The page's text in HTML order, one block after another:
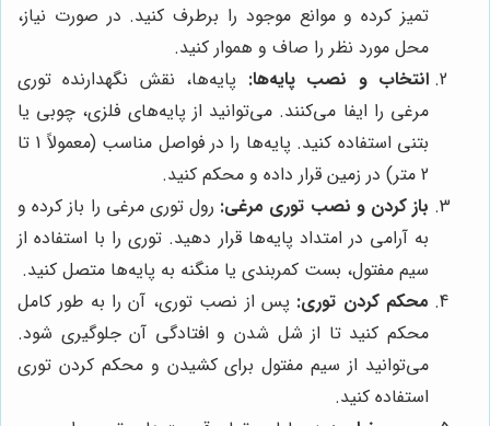
تمیز کرده و موانع موجود را برطرف کنید. در صورت نیاز،
محل مورد نظر را صاف و هموار کنید.
انتخاب و نصب پایه‌ها: پایه‌ها، نقش نگهدارنده توری
مرغی را ایفا می‌کنند. می‌توانید از پایه‌های فلزی، چوبی یا
بتنی استفاده کنید. پایه‌ها را در فواصل مناسب (معمولاً 1 تا
2 متر) در زمین قرار داده و محکم کنید.
باز کردن و نصب توری مرغی: رول توری مرغی را باز کرده و
به آرامی در امتداد پایه‌ها قرار دهید. توری را با استفاده از
سیم مفتول، بست کمربندی یا منگنه به پایه‌ها متصل کنید.
محکم کردن توری: پس از نصب توری، آن را به طور کامل
محکم کنید تا از شل شدن و افتادگی آن جلوگیری شود.
می‌توانید از سیم مفتول برای کشیدن و محکم کردن توری
استفاده کنید.